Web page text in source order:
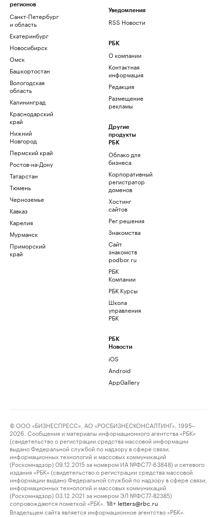
регионов
Санкт-Петербург
и область
Екатеринбург
Новосибирск
Омск
Башкортостан
Вологодская
область
Калининград
Краснодарский
край
Нижний
Новгород
Пермский край
Ростов-на-Дону
Татарстан
Тюмень
Черноземье
Кавказ
Карелия
Мурманск
Приморский
край
Уведомления
RSS Новости
РБК
О компании
Контактная
информация
Редакция
Размещение
рекламы
Другие
продукты
РБК
Облако для
бизнеса
Корпоративный
регистратор
доменов
Хостинг
сайтов
Рег.решения
Знакомства
Сайт
знакомств
podbor.ru
РБК
Компании
РБК Курсы
Школа
управления
РБК
РБК
Новости
iOS
Android
AppGallery
© ООО «БИЗНЕСПРЕСС», АО «РОСБИЗНЕСКОНСАЛТИНГ», 1995–
2026. Сообщения и материалы информационного агентства «РБК»
(свидетельство о регистрации средства массовой информации
выдано Федеральной службой по надзору в сфере связи,
информационных технологий и массовых коммуникаций
(Роскомнадзор) 09.12.2015 за номером ИА №ФС77-63848) и сетевого
издания «РБК» (свидетельство о регистрации средства массовой
информации выдано Федеральной службой по надзору в сфере связи,
информационных технологий и массовых коммуникаций
(Роскомнадзор) 03.12.2021 за номером ЭЛ №ФС77-82385)
сопровождаются пометкой «РБК».
18+ letters@rbc.ru
Владельцем сайта является информационное агентство «РБК».